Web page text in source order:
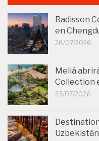
Radisson
en
28/07/2026
Meliá
Collection
23/07/2026